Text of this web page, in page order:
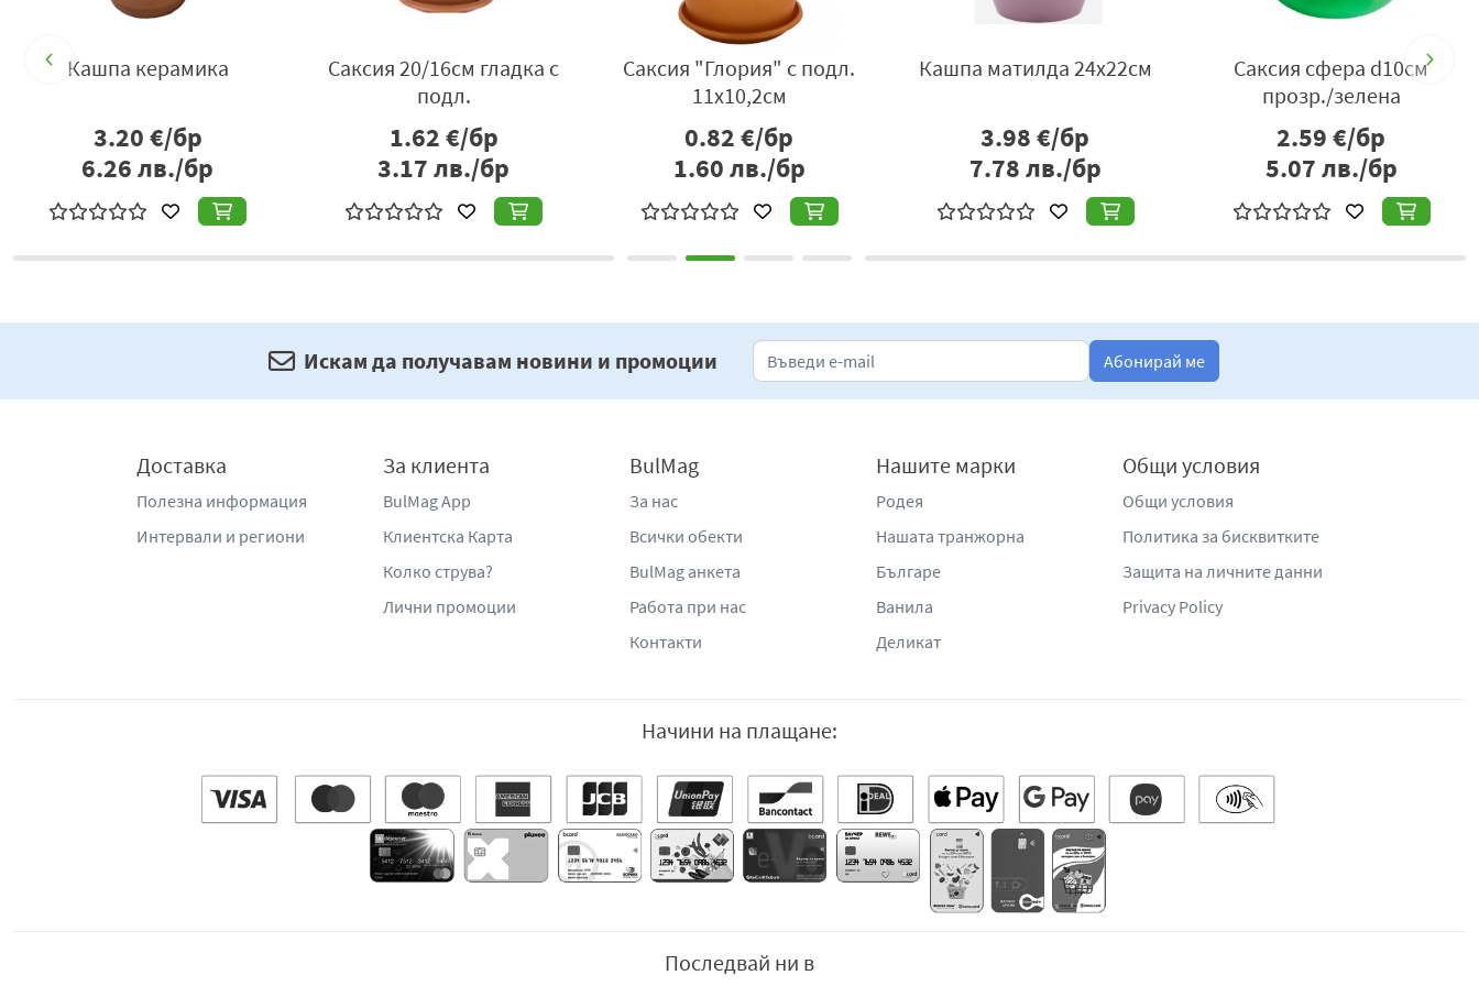
Кашпа керамика
3.20€/бр
6.26лв./бр
Саксия 20/16см гладка с
подл.
1.62€/бр
3.17лв./бр
Саксия "Глория" с подл.
11x10,2см
0.82€/бр
1.60лв./бр
Кашпа матилда 24х22см
3.98€/бр
7.78лв./бр
Саксия сфера d10см
прозр./зелена
2.59€/бр
5.07лв./бр
Искам да получавам новини и промоции Абонирай ме
Доставка
Полезна информация
Интервали и региони
За клиента
BulMag App
Клиентска Карта
Колко струва?
Лични промоции
BulMag
За нас
Всички обекти
BulMag анкета
Работа при нас
Контакти
Нашите марки
Родея
Нашата транжорна
Българе
Ванила
Деликат
Общи условия
Общи условия
Политика за бисквитките
Защита на личните данни
Privacy Policy
Начини на плащане:
Последвай ни в